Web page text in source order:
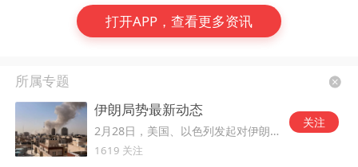
打开APP，查看更多资讯
所属专题
伊朗局势最新动态
2月28日，美国、以色列发起对伊朗的军事打击。
1619 关注
关注